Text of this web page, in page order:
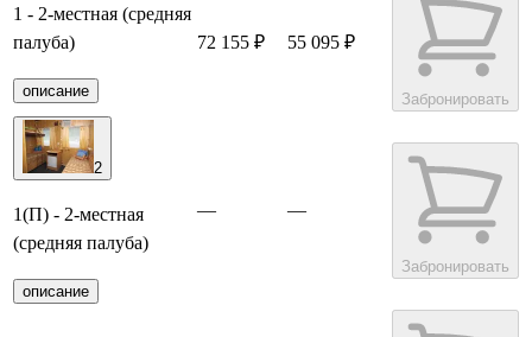
1 - 2-местная (средняя
палуба)
описание
72 155 ₽ 55 095 ₽
Забронировать
2
1(П) - 2-местная
(средняя палуба)
описание
— —
Забронировать